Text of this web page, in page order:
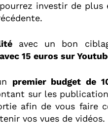
investir de plus
avec un bon
15 euros sur
premier budget de
sur les
afin de vous faire
vos vues de vidéos.